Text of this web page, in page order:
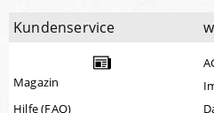
Kundenservice
Magazin
Hilfe (FAQ)